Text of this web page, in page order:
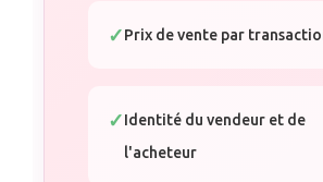
Prix de vente par
Identité du vendeur et de
l'acheteur